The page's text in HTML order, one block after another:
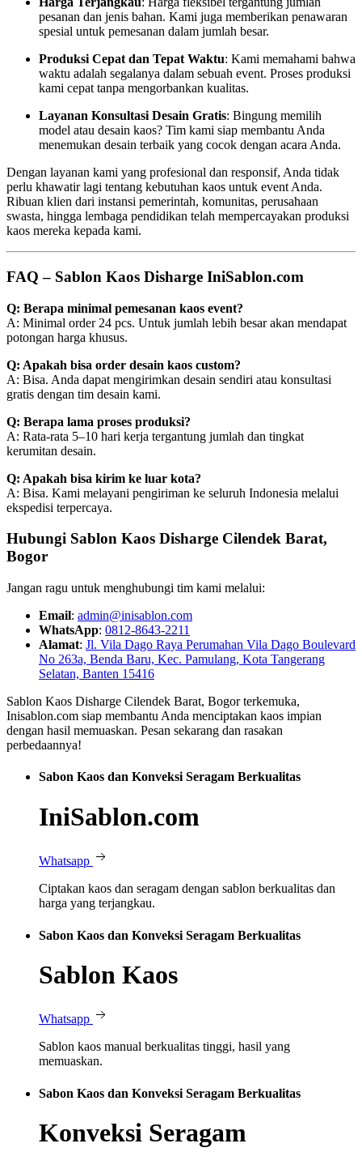
pesanan dan jenis bahan. Kami juga memberikan penawaran
spesial untuk pemesanan dalam jumlah besar.
Produksi Cepat dan Tepat Waktu: Kami memahami bahwa
waktu adalah segalanya dalam sebuah event. Proses produksi
kami cepat tanpa mengorbankan kualitas.
Layanan Konsultasi Desain Gratis: Bingung memilih
model atau desain kaos? Tim kami siap membantu Anda
menemukan desain terbaik yang cocok dengan acara Anda.
Dengan layanan kami yang profesional dan responsif, Anda tidak
perlu khawatir lagi tentang kebutuhan kaos untuk event Anda.
Ribuan klien dari instansi pemerintah, komunitas, perusahaan
swasta, hingga lembaga pendidikan telah mempercayakan produksi
kaos mereka kepada kami.
FAQ – Sablon Kaos Disharge IniSablon.com
Q: Berapa minimal pemesanan kaos event?
A: Minimal order 24 pcs. Untuk jumlah lebih besar akan mendapat
potongan harga khusus.
Q: Apakah bisa order desain kaos custom?
A: Bisa. Anda dapat mengirimkan desain sendiri atau konsultasi
gratis dengan tim desain kami.
Q: Berapa lama proses produksi?
A: Rata-rata 5–10 hari kerja tergantung jumlah dan tingkat
kerumitan desain.
Q: Apakah bisa kirim ke luar kota?
A: Bisa. Kami melayani pengiriman ke seluruh Indonesia melalui
ekspedisi terpercaya.
Hubungi Sablon Kaos Disharge Cilendek Barat,
Bogor
Jangan ragu untuk menghubungi tim kami melalui:
Email: admin@inisablon.com
WhatsApp: 0812-8643-2211
Alamat: Jl. Vila Dago Raya Perumahan Vila Dago Boulevard
No 263a, Benda Baru, Kec. Pamulang, Kota Tangerang
Selatan, Banten 15416
Sablon Kaos Disharge Cilendek Barat, Bogor terkemuka,
Inisablon.com siap membantu Anda menciptakan kaos impian
dengan hasil memuaskan. Pesan sekarang dan rasakan
perbedaannya!
Sabon Kaos dan Konveksi Seragam Berkualitas
IniSablon.com
Whatsapp
Ciptakan kaos dan seragam dengan sablon berkualitas dan
harga yang terjangkau.
Sabon Kaos dan Konveksi Seragam Berkualitas
Sablon Kaos
Whatsapp
Sablon kaos manual berkualitas tinggi, hasil yang
memuaskan.
Sabon Kaos dan Konveksi Seragam Berkualitas
Konveksi Seragam